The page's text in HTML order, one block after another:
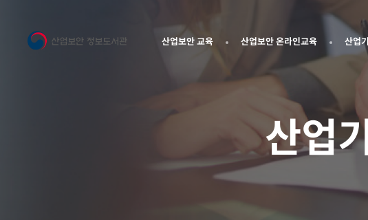
산업보안 교육 산업보안 온라인교육 산업
산업